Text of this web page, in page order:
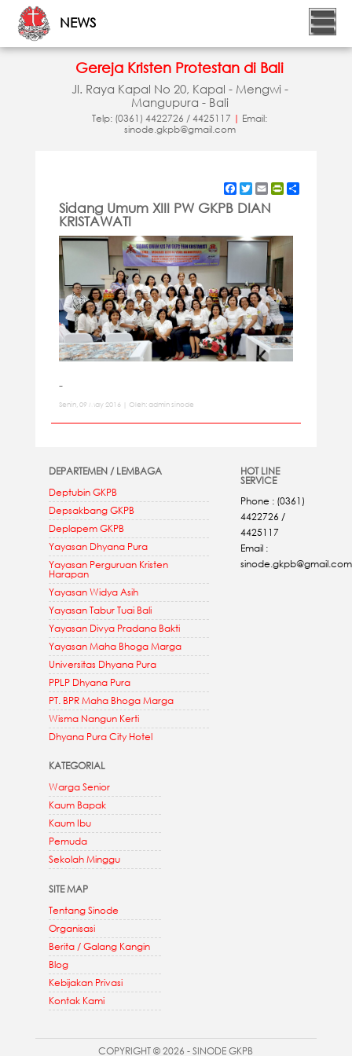
NEWS
Gereja Kristen Protestan di Bali
Jl. Raya Kapal No 20, Kapal - Mengwi -
Mangupura - Bali
Telp: (0361) 4422726 / 4425117 | Email:
sinode.gkpb@gmail.com
Facebook
Twitter
EmailPrintFriendly
Sidang Umum XIII PW GKPB DIAN
KRISTAWATI
-
Senin, 09 May 2016 | Oleh: admin sinode
DEPARTEMEN / LEMBAGA
Deptubin GKPB
Depsakbang GKPB
Deplapem GKPB
Yayasan Dhyana Pura
Yayasan Perguruan Kristen
Harapan
Yayasan Widya Asih
Yayasan Tabur Tuai Bali
Yayasan Divya Pradana Bakti
Yayasan Maha Bhoga Marga
Universitas Dhyana Pura
PPLP Dhyana Pura
PT. BPR Maha Bhoga Marga
Wisma Nangun Kerti
Dhyana Pura City Hotel
KATEGORIAL
Warga Senior
Kaum Bapak
Kaum Ibu
Pemuda
Sekolah Minggu
SITE MAP
Tentang Sinode
Organisasi
Berita / Galang Kangin
Blog
Kebijakan Privasi
Kontak Kami
HOT LINE
SERVICE
Phone : (0361)
4422726 /
4425117
Email :
sinode.gkpb@gmail.com
COPYRIGHT © 2026 - SINODE GKPB